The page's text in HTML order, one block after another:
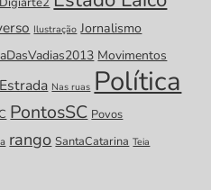
Ilustração Jornalismo
Movimentos
Nas ruas Política
PontosSC Povos
rango SantaCatarina Teia